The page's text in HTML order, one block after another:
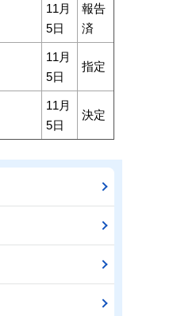
11月
5日
報告
済
11月
5日
指定
11月
5日
決定